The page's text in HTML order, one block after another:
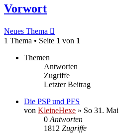
Vorwort
Neues Thema
1 Thema • Seite 1 von 1
Themen
Antworten
Zugriffe
Letzter Beitrag
Die PSP und PFS
von KleineHexe » So 31.
0 Antworten
1812 Zugriffe